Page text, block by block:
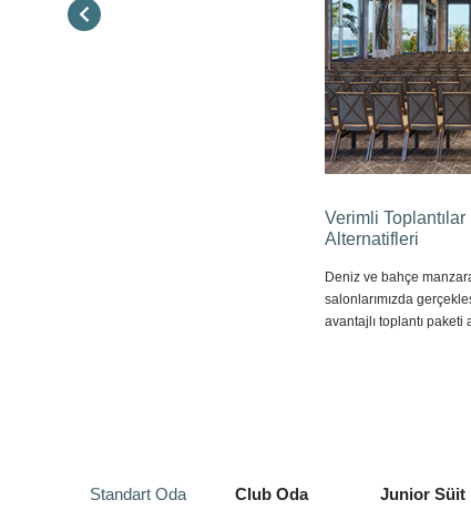
Verimli
Alternatifleri
Deniz ve bahçe
salonlarımızda
avantajlı toplantı
Standart Oda Club Oda Junior Süit